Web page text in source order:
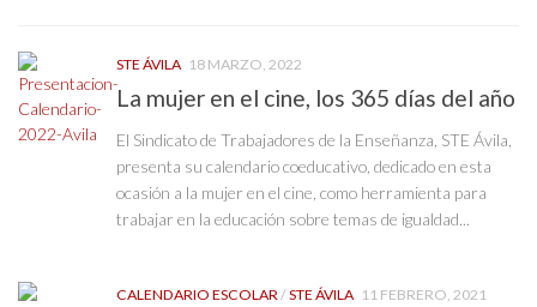
STE ÁVILA 18 MARZO, 2022
La mujer en el cine, los 365 días del año
El Sindicato de Trabajadores de la Enseñanza, STE Ávila,
presenta su calendario coeducativo, dedicado en esta
ocasión a la mujer en el cine, como herramienta para
trabajar en la educación sobre temas de igualdad...
CALENDARIO ESCOLAR/STE ÁVILA 11 FEBRERO, 2021